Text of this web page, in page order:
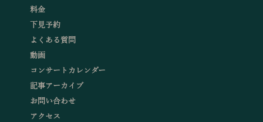
料金
下見予約
よくある質問
動画
コンサートカレンダー
記事アーカイブ
お問い合わせ
アクセス